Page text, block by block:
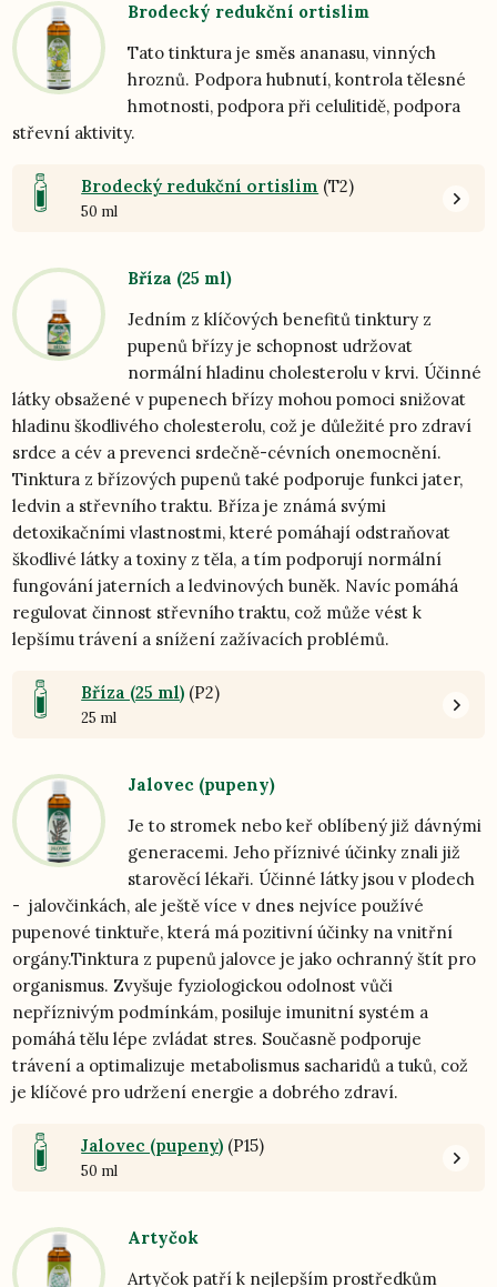
Brodecký redukční ortislim
Tato tinktura je směs ananasu, vinných
hroznů. Podpora hubnutí, kontrola tělesné
hmotnosti, podpora při celulitidě, podpora
střevní aktivity.
Brodecký redukční ortislim (T2)
50 ml
Bříza (25 ml)
Jedním z klíčových benefitů tinktury z
pupenů břízy je schopnost udržovat
normální hladinu cholesterolu v krvi. Účinné
látky obsažené v pupenech břízy mohou pomoci snižovat
hladinu škodlivého cholesterolu, což je důležité pro zdraví
srdce a cév a prevenci srdečně-cévních onemocnění.
Tinktura z břízových pupenů také podporuje funkci jater,
ledvin a střevního traktu. Bříza je známá svými
detoxikačními vlastnostmi, které pomáhají odstraňovat
škodlivé látky a toxiny z těla, a tím podporují normální
fungování jaterních a ledvinových buněk. Navíc pomáhá
regulovat činnost střevního traktu, což může vést k
lepšímu trávení a snížení zažívacích problémů.
Bříza (25 ml) (P2)
25 ml
Jalovec (pupeny)
Je to stromek nebo keř oblíbený již dávnými
generacemi. Jeho příznivé účinky znali již
starověcí lékaři. Účinné látky jsou v plodech
- jalovčinkách, ale ještě více v dnes nejvíce používé
pupenové tinktuře, která má pozitivní účinky na vnitřní
orgány.Tinktura z pupenů jalovce je jako ochranný štít pro
organismus. Zvyšuje fyziologickou odolnost vůči
nepříznivým podmínkám, posiluje imunitní systém a
pomáhá tělu lépe zvládat stres. Současně podporuje
trávení a optimalizuje metabolismus sacharidů a tuků, což
je klíčové pro udržení energie a dobrého zdraví.
Jalovec (pupeny) (P15)
50 ml
Artyčok
Artyčok patří k nejlepším prostředkům